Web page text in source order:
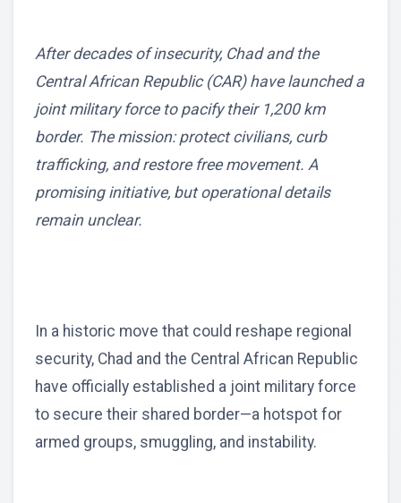
After decades of insecurity, Chad and the
Central African Republic (CAR) have launched a
joint military force to pacify their 1,200 km
border. The mission: protect civilians, curb
trafficking, and restore free movement. A
promising initiative, but operational details
remain unclear.
In a historic move that could reshape regional
security, Chad and the Central African Republic
have officially established a joint military force
to secure their shared border—a hotspot for
armed groups, smuggling, and instability.